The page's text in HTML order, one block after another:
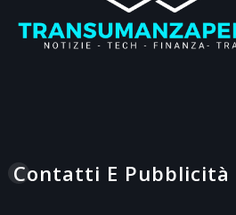
Contatti E Pubblicità